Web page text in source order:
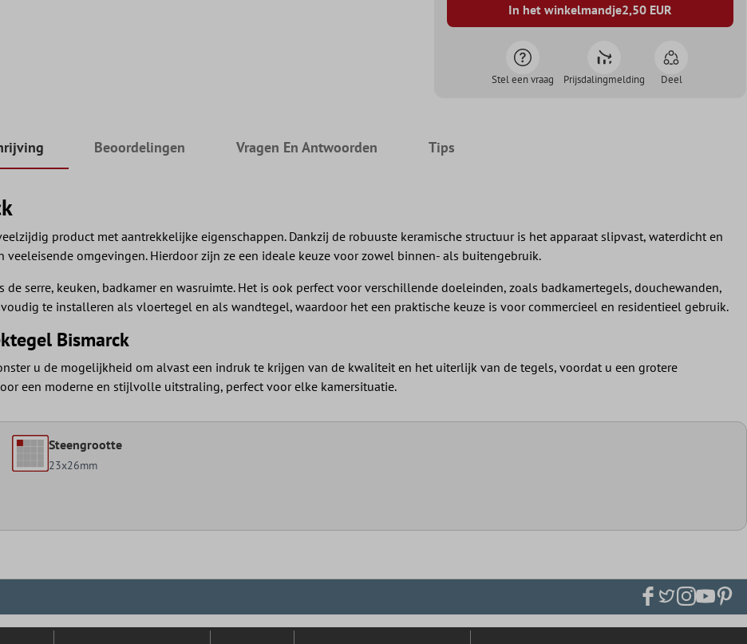
In het winkelmandje2,50EUR
Stel een vraag Prijsdalingmelding Deel
Beoordelingen Vragen En Antwoorden Tips
product met aantrekkelijke eigenschappen. Dankzij de robuuste keramische structuur is het apparaat slipvast, waterdicht en
omgevingen. Hierdoor zijn ze een ideale keuze voor zowel binnen- als buitengebruik.
serre, keuken, badkamer en wasruimte. Het is ook perfect voor verschillende doeleinden, zoals badkamertegels, douchewanden,
te installeren als vloertegel en als wandtegel, waardoor het een praktische keuze is voor commercieel en residentieel gebruik.
Bismarck
u de mogelijkheid om alvast een indruk te krijgen van de kwaliteit en het uiterlijk van de tegels, voordat u een grotere
een moderne en stijlvolle uitstraling, perfect voor elke kamersituatie.
Steengrootte
23x26mm